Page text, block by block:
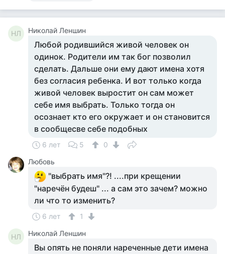
НЛ Николай Леншин
Любой родившийся живой человек он
одинок. Родители им так бог позволил
сделать. Дальше они ему дают имена хотя
без согласия ребенка. И вот только когда
живой человек выростит он сам может
себе имя выбрать. Только тогда он
осознает кто его окружает и он становится
в сообщесве себе подобных
6 лет 5
0
Любовь
"выбрать имя"?! ....при крещении
"наречён будеш" ... а сам это зачем? можно
ли что то изменить?
6 лет 1
НЛ Николай Леншин
Вы опять не поняли нареченные дети имена